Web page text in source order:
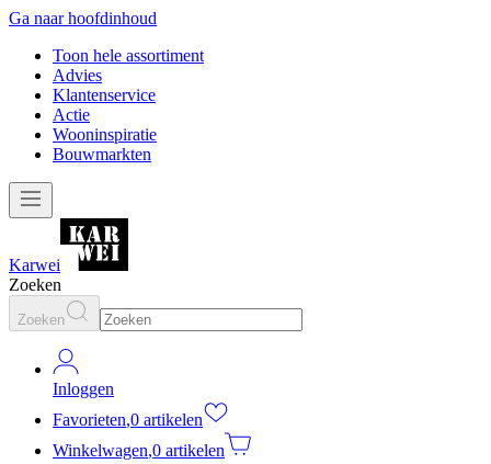
Ga naar hoofdinhoud
Toon hele assortiment
Advies
Klantenservice
Actie
Wooninspiratie
Bouwmarkten
Karwei
Zoeken
Zoeken
Inloggen
Favorieten,0 artikelen
Winkelwagen,0 artikelen